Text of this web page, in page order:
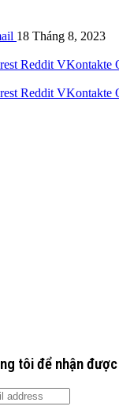
18 Tháng 8, 2023
Reddit VKontakte
Reddit VKontakte
tôi để nhận